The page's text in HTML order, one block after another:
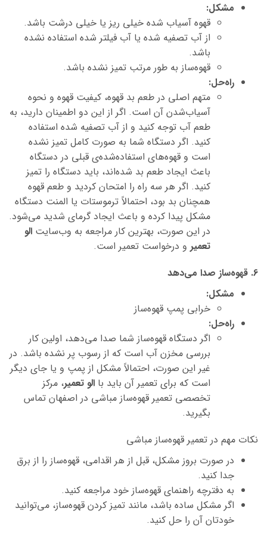
مشکل:
قهوه آسیاب شده خیلی ریز یا خیلی درشت باشد.
از آب تصفیه شده یا آب فیلتر شده استفاده نشده
باشد.
قهوه‌ساز به طور مرتب تمیز نشده باشد.
راه‌حل:
متهم اصلی در طعم بد قهوه، کیفیت قهوه و نحوه
آسیاب‌شدن آن است. اگر از این دو اطمینان دارید، به
طعم آب توجه کنید و از آب تصفیه شده استفاده
کنید. اگر دستگاه شما به صورت کامل تمیز نشده
است و قهوه‌های استفاده‌شده‌ی قبلی در دستگاه
باعث ایجاد طعم بد شده‌اند، باید دستگاه را تمیز
کنید. اگر هر سه راه را امتحان کردید و طعم قهوه
همچنان بد بود، احتمالاً ترموستات یا المنت دستگاه
مشکل پیدا کرده و باعث ایجاد گرمای شدید می‌شود.
در این صورت، بهترین کار مراجعه به وب‌سایت الو
تعمیر و درخواست تعمیر است.
6. قهوه‌ساز صدا می‌دهد
مشکل:
خرابی پمپ قهوه‌ساز
راه‌حل:
اگر دستگاه قهوه‌ساز شما صدا می‌دهد، اولین کار
بررسی مخزن آب است که از رسوب پر نشده باشد. در
غیر این صورت، احتمالاً مشکل از پمپ و یا جای دیگر
است که برای تعمیر آن باید با الو تعمیر، مرکز
تخصصی تعمیر قهوه‌ساز مباشی در اصفهان تماس
بگیرید.
نکات مهم در تعمیر قهوه‌ساز مباشی
در صورت بروز مشکل، قبل از هر اقدامی، قهوه‌ساز را از برق
جدا کنید.
به دفترچه راهنمای قهوه‌ساز خود مراجعه کنید.
اگر مشکل ساده باشد، مانند تمیز کردن قهوه‌ساز، می‌توانید
خودتان آن را حل کنید.